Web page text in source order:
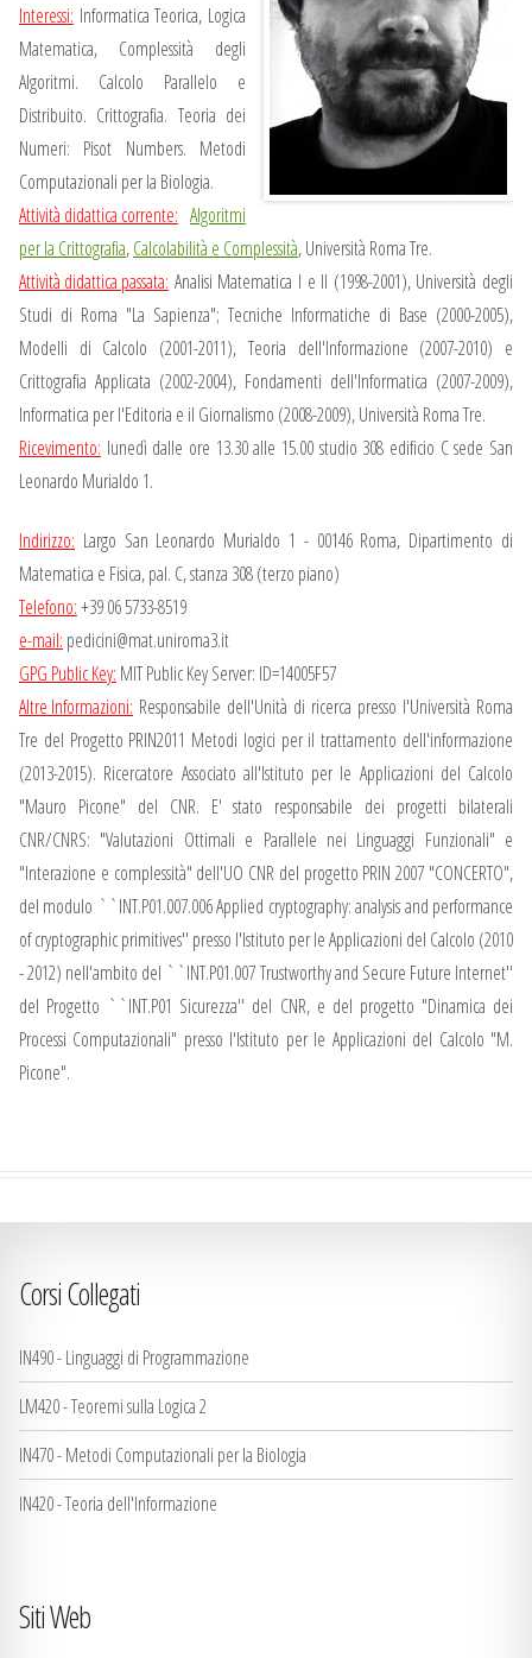
Interessi: Informatica Teorica, Logica
Matematica, Complessità degli
Algoritmi. Calcolo Parallelo e
Distribuito. Crittografia. Teoria dei
Numeri: Pisot Numbers. Metodi
Computazionali per la Biologia.
Attività didattica corrente: Algoritmi
per la Crittografia,Calcolabilità e Complessità, Università Roma Tre.
Attività didattica passata: Analisi Matematica I e II (1998-2001), Università degli
Studi di Roma "La Sapienza"; Tecniche Informatiche di Base (2000-2005),
Modelli di Calcolo (2001-2011), Teoria dell'Informazione (2007-2010) e
Crittografia Applicata (2002-2004), Fondamenti dell'Informatica (2007-2009),
Informatica per l'Editoria e il Giornalismo (2008-2009), Università Roma Tre.
Ricevimento: lunedì dalle ore 13.30 alle 15.00 studio 308 edificio C sede San
Leonardo Murialdo 1.
Indirizzo: Largo San Leonardo Murialdo 1 - 00146 Roma, Dipartimento di
Matematica e Fisica, pal. C, stanza 308 (terzo piano)
Telefono:+39 06 5733-8519
e-mail: pedicini@mat.uniroma3.it
GPG Public Key: MIT Public Key Server: ID=14005F57
Altre Informazioni: Responsabile dell'Unità di ricerca presso l'Università Roma
Tre del Progetto PRIN2011 Metodi logici per il trattamento dell'informazione
(2013-2015). Ricercatore Associato all'Istituto per le Applicazioni del Calcolo
"Mauro Picone" del CNR. E' stato responsabile dei progetti bilaterali
CNR/CNRS: "Valutazioni Ottimali e Parallele nei Linguaggi Funzionali" e
"Interazione e complessità" dell'UO CNR del progetto PRIN 2007 "CONCERTO",
del modulo ``INT.P01.007.006 Applied cryptography: analysis and performance
of cryptographic primitives'' presso l'Istituto per le Applicazioni del Calcolo (2010
- 2012) nell'ambito del ``INT.P01.007 Trustworthy and Secure Future Internet''
del Progetto ``INT.P01 Sicurezza'' del CNR, e del progetto "Dinamica dei
Processi Computazionali" presso l'Istituto per le Applicazioni del Calcolo "M.
Picone".
Corsi Collegati
IN490 - Linguaggi di Programmazione
LM420 - Teoremi sulla Logica 2
IN470 - Metodi Computazionali per la Biologia
IN420 - Teoria dell'Informazione
Siti Web